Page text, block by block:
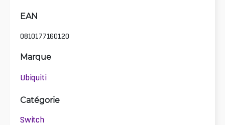
EAN
0810177160120
Marque
Ubiquiti
Catégorie
Switch